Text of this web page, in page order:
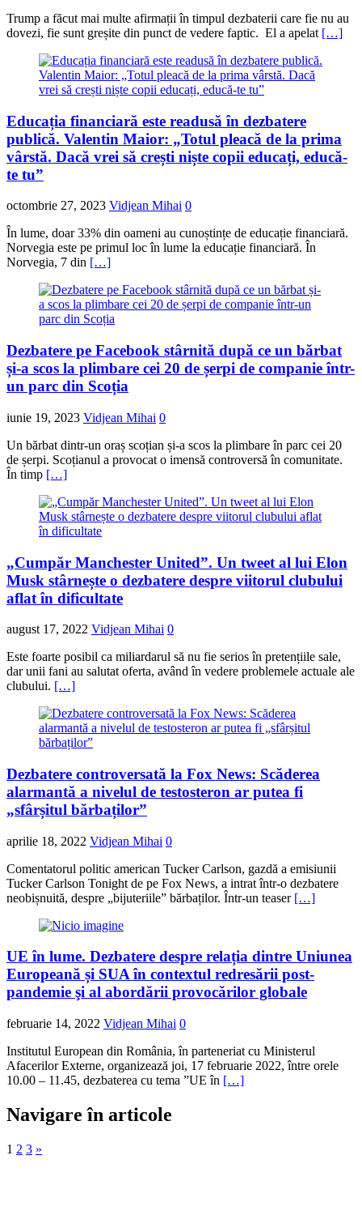
Trump a făcut mai multe afirmații în timpul dezbaterii care fie nu au
dovezi, fie sunt greșite din punct de vedere faptic. El a apelat […]
Educația financiară este readusă în dezbatere
publică. Valentin Maior: „Totul pleacă de la prima
vârstă. Dacă vrei să crești niște copii educați, educă-
te tu”
octombrie 27, 2023 Vidjean Mihai 0
În lume, doar 33% din oameni au cunoștințe de educație financiară.
Norvegia este pe primul loc în lume la educație financiară. În
Norvegia, 7 din […]
Dezbatere pe Facebook stârnită după ce un bărbat
și-a scos la plimbare cei 20 de șerpi de companie într-
un parc din Scoția
iunie 19, 2023 Vidjean Mihai 0
Un bărbat dintr-un oraș scoțian și-a scos la plimbare în parc cei 20
de șerpi. Scoțianul a provocat o imensă controversă în comunitate.
În timp […]
„Cumpăr Manchester United”. Un tweet al lui Elon
Musk stârnește o dezbatere despre viitorul clubului
aflat în dificultate
august 17, 2022 Vidjean Mihai 0
Este foarte posibil ca miliardarul să nu fie serios în pretențiile sale,
dar unii fani au salutat oferta, având în vedere problemele actuale ale
clubului. […]
Dezbatere controversată la Fox News: Scăderea
alarmantă a nivelul de testosteron ar putea fi
„sfârșitul bărbaților”
aprilie 18, 2022 Vidjean Mihai 0
Comentatorul politic american Tucker Carlson, gazdă a emisiunii
Tucker Carlson Tonight de pe Fox News, a intrat într-o dezbatere
neobișnuită, despre „bijuteriile” bărbaților. Într-un teaser […]
UE în lume. Dezbatere despre relația dintre Uniunea
Europeană și SUA în contextul redresării post-
pandemie şi al abordării provocărilor globale
februarie 14, 2022 Vidjean Mihai 0
Institutul European din România, în parteneriat cu Ministerul
Afacerilor Externe, organizează joi, 17 februarie 2022, între orele
10.00 – 11.45, dezbaterea cu tema ”UE în […]
Navigare în articole
1 2 3 »